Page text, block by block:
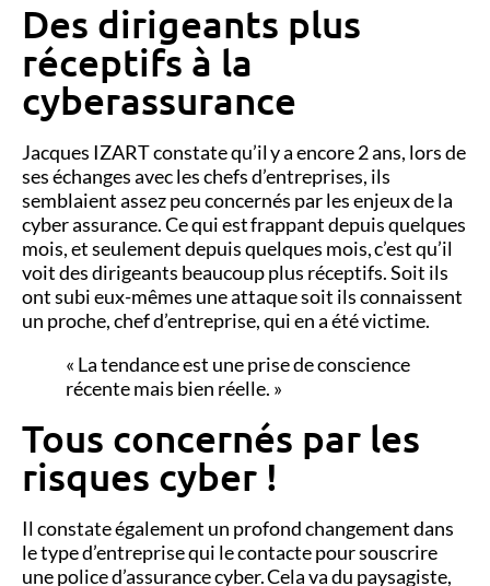
Des dirigeants plus
réceptifs à la
cyberassurance
Jacques IZART constate qu’il y a encore 2 ans, lors de
ses échanges avec les chefs d’entreprises, ils
semblaient assez peu concernés par les enjeux de la
cyber assurance. Ce qui estfrappant depuis quelques
mois, et seulement depuis quelques mois, c’est qu’il
voit des dirigeants beaucoup plus réceptifs.Soit ils
ont subi eux-mêmes une attaque soit ils connaissent
un proche, chef d’entreprise, qui en a été victime.
« La tendance est une prise de conscience
récente mais bien réelle. »
Tous concernés par les
risques cyber !
Il constate également un profond changement dans
le type d’entreprise qui le contacte pour souscrire
une police d’assurance cyber. Cela va du paysagiste,